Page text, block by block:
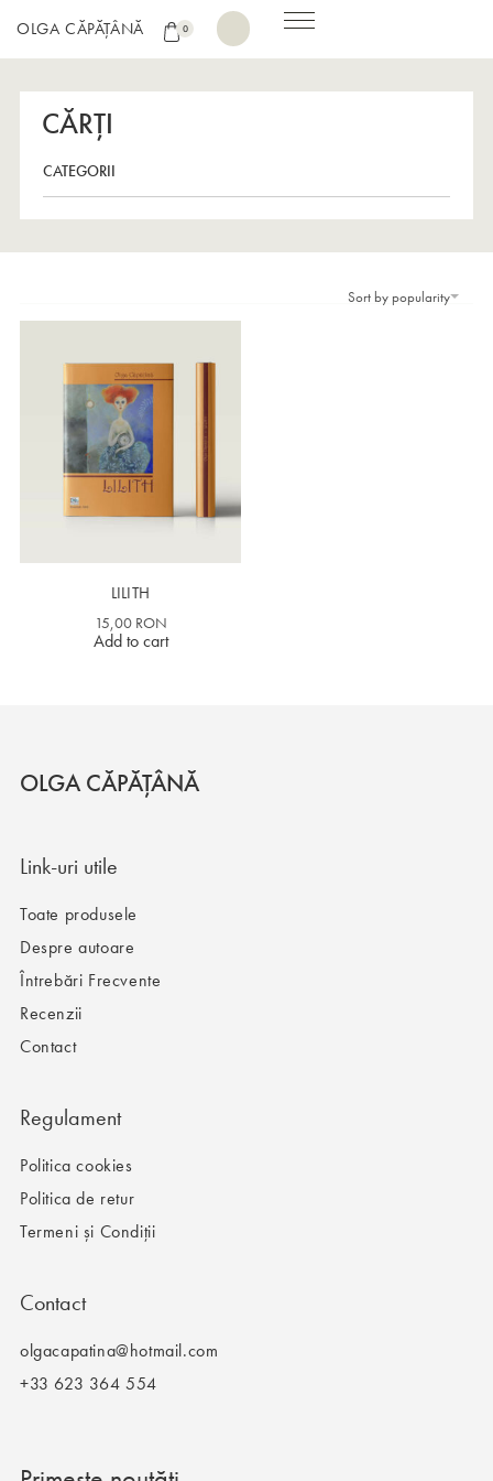
OLGA CĂPĂȚÂNĂ 0
CĂRȚI
CATEGORII
POEZIE MATURI
POEZII
RĂZBOI
ȘTIINȚIFICO-FANTASTIC
Sort by popularity
LILITH
15,00 RON
Add to cart
OLGA CĂPĂȚÂNĂ
Link-uri utile
Toate produsele
Despre autoare
Întrebări Frecvente
Recenzii
Contact
Regulament
Politica cookies
Politica de retur
Termeni și Condiții
Contact
olgacapatina@hotmail.com
+33 623 364 554